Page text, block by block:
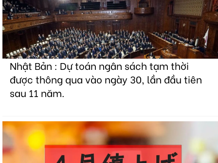
Nhật Bản : Dự toán ngân sách tạm thời
được thông qua vào ngày 30, lần đầu tiên
sau 11 năm.